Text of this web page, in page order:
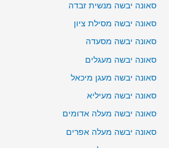
סאונה יבשה מנשית זבדה
סאונה יבשה מסילת ציון
סאונה יבשה מסעדה
סאונה יבשה מעגלים
סאונה יבשה מעגן מיכאל
סאונה יבשה מעיליא
סאונה יבשה מעלה אדומים
סאונה יבשה מעלה אפרים